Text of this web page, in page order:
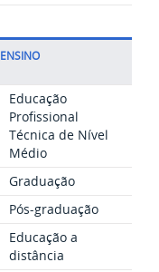
ENSINO
Educação
Profissional
Técnica de Nível
Médio
Graduação
Pós-graduação
Educação a
distância